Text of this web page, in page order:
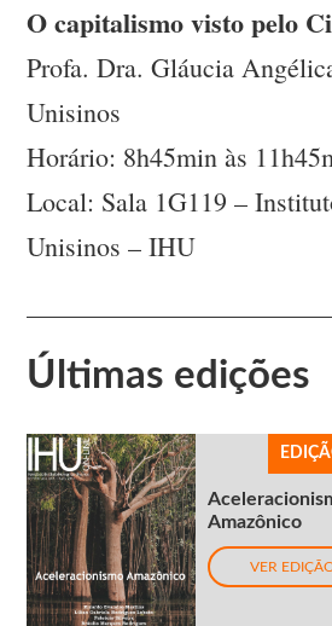
O capitalismo visto pelo
Profa. Dra. Gláucia
Unisinos
Horário: 8h45min às
Local: Sala 1G119 –
Unisinos – IHU
Últimas edições
Amazônico
VER